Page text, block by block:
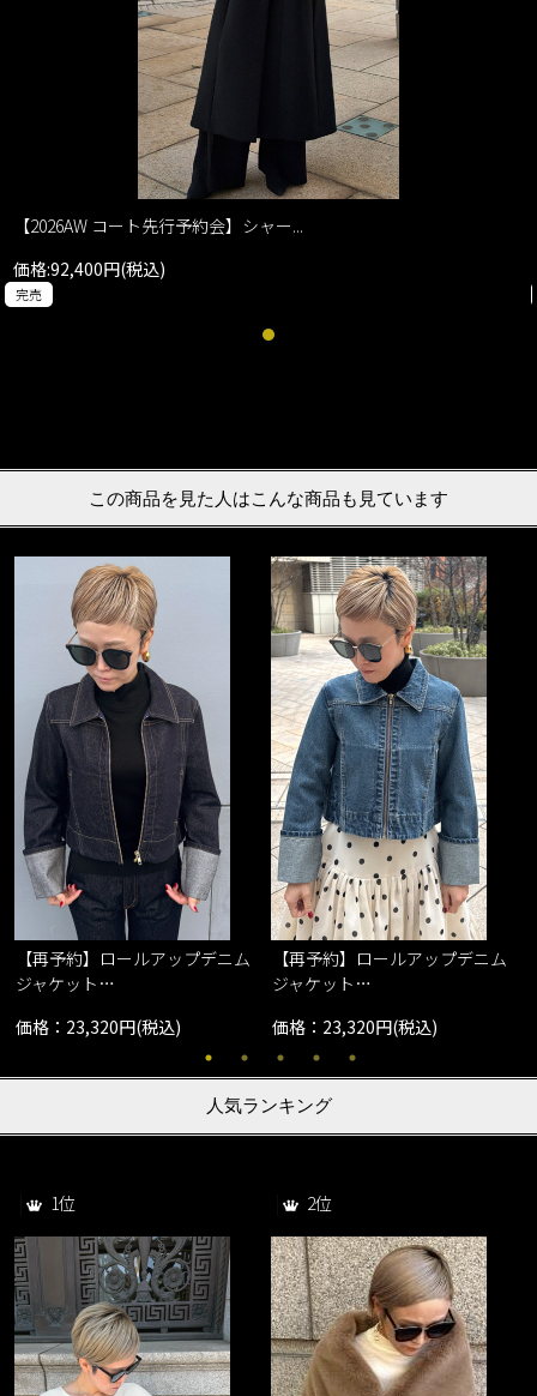
【2026AW コート先行予約会】シャー...
価格:92,400円(税込)
完売
この商品を見た人はこんな商品も見ています
【再予約】ロールアップデニム
ジャケット…
価格：23,320円(税込)
【再予約】ロールアップデニム
ジャケット…
価格：23,320円(税込)
人気ランキング
1位 2位